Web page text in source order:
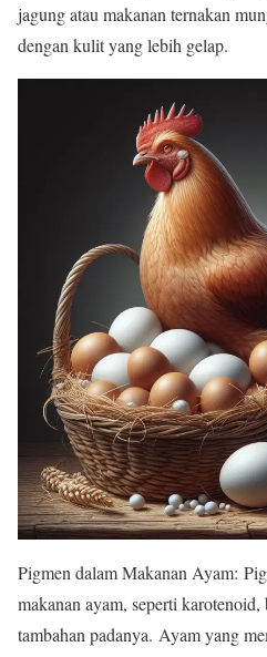
jagung atau makanan ternakan
dengan kulit yang lebih gelap.
Pigmen dalam Makanan Ayam:
makanan ayam, seperti
tambahan padanya. Ayam yang